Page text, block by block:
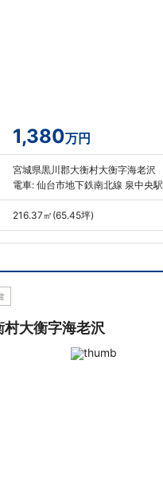
1,380万円
宮城県黒川郡大衡村大衡字海老沢
電車: 仙台市地下鉄南北線 泉中央駅
216.37㎡(65.45坪)
村大衡字海老沢